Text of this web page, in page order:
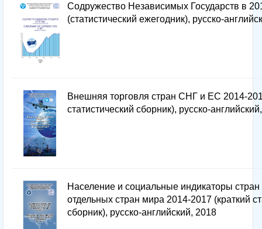
Содружество Независимых Государств в
(статистический ежегодник), русско-
Внешняя торговля стран СНГ и EC 2014-
статистический сборник), русско-
Население и социальные индикаторы
отдельных стран мира 2014-2017 (краткий
сборник), русско-английский, 2018